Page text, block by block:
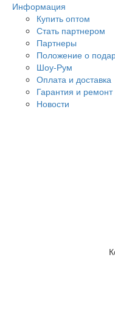
Информация
Купить оптом
Стать партнером
Партнеры
Положение о
Шоу-Рум
Оплата и доставка
Гарантия и ремонт
Новости